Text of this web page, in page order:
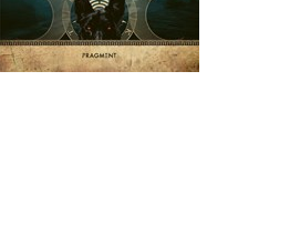
Do košíku
419 Kč
335 Kč